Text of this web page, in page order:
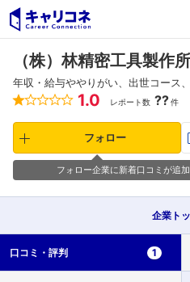
（株）林精密工具製作所
年収・給与ややりがい、出世コース
1.0 レポート数 ??件
フォロー
フォロー企業に新着口コミが追
企業 ト
口コミ・ 評判 1